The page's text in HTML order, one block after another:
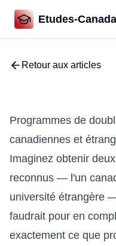
Etudes-Canada
Retour aux articles
Programmes de
canadiennes et
Imaginez obtenir
reconnus — l'un
université étrangère
faudrait pour en
exactement ce que